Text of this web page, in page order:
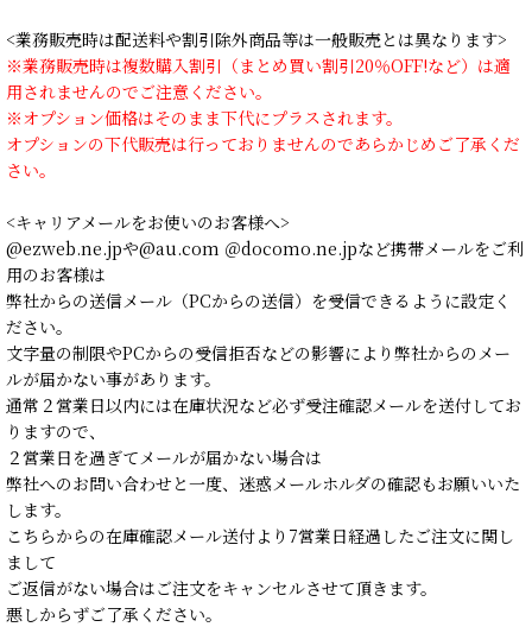
<業務販売時は配送料や割引除外商品等は一般販売とは異なります>
※業務販売時は複数購入割引（まとめ買い割引20％OFF!など）は適
用されませんのでご注意ください。
※オプション価格はそのまま下代にプラスされます。
オプションの下代販売は行っておりませんのであらかじめご了承くだ
さい。
<キャリアメールをお使いのお客様へ>
@ezweb.ne.jpや@au.com ＠docomo.ne.jpなど携帯メールをご利
用のお客様は
弊社からの送信メール（PCからの送信）を受信できるように設定く
ださい。
文字量の制限やPCからの受信拒否などの影響により弊社からのメー
ルが届かない事があります。
通常２営業日以内には在庫状況など必ず受注確認メールを送付してお
りますので、
２営業日を過ぎてメールが届かない場合は
弊社へのお問い合わせと一度、迷惑メールホルダの確認もお願いいた
します。
こちらからの在庫確認メール送付より7営業日経過したご注文に関し
まして
ご返信がない場合はご注文をキャンセルさせて頂きます。
悪しからずご了承ください。